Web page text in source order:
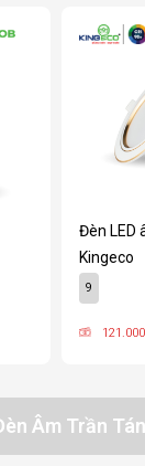
Đèn LED
Kingeco
9
Âm Trần